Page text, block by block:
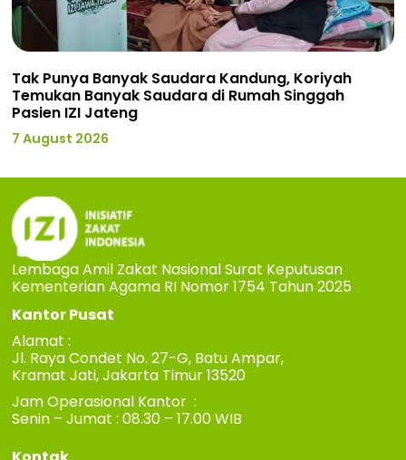
Tak Punya Banyak Saudara Kandung, Koriyah
Temukan Banyak Saudara di Rumah Singgah
Pasien IZI Jateng
7 August 2026
Lembaga Amil Zakat Nasional Surat Keputusan
Kementerian Agama RI Nomor 1754 Tahun 2025
Kantor Pusat
Alamat :
Jl. Raya Condet No. 27-G, Batu Ampar,
Kramat Jati, Jakarta Timur 13520
Jam Operasional Kantor :
Senin – Jumat : 08.30 – 17.00 WIB